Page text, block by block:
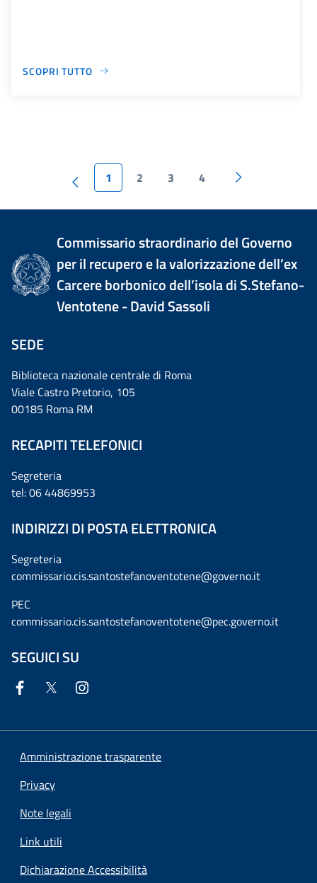
SCOPRI TUTTO
1 2 3 4
Commissario straordinario del Governo
per il recupero e la valorizzazione dell’ex
Carcere borbonico dell’isola di S.Stefano-
Ventotene - David Sassoli
SEDE
Biblioteca nazionale centrale di Roma
Viale Castro Pretorio, 105
00185 Roma RM
RECAPITI TELEFONICI
Segreteria
tel: 06 44869953
INDIRIZZI DI POSTA ELETTRONICA
Segreteria
commissario.cis.santostefanoventotene@governo.it
PEC
commissario.cis.santostefanoventotene@pec.governo.it
SEGUICI SU
Amministrazione trasparente
Privacy
Note legali
Link utili
Dichiarazione Accessibilità